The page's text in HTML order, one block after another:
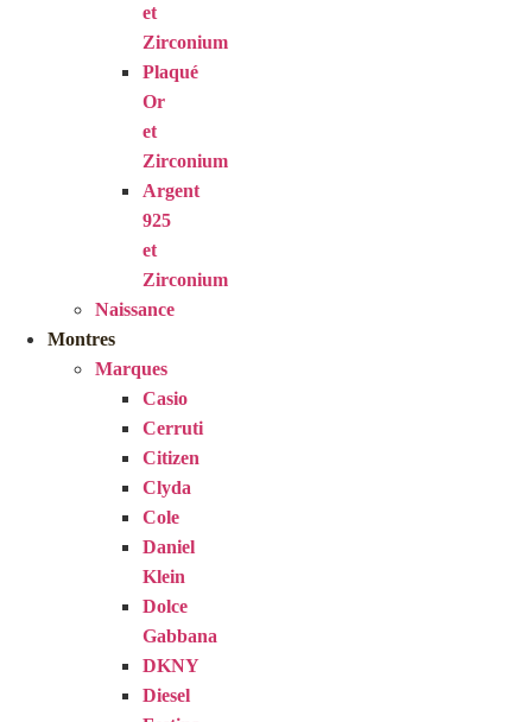
et
Zirconium
Plaqué
Or
et
Zirconium
Argent
925
et
Zirconium
Naissance
Montres
Marques
Casio
Cerruti
Citizen
Clyda
Cole
Daniel
Klein
Dolce
Gabbana
DKNY
Diesel